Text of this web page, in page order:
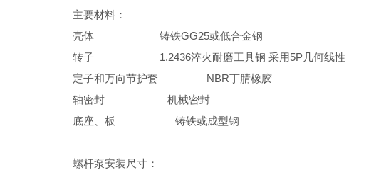
主要材料：
壳体
铸铁GG25或低合金钢
转子
1.2436淬火耐磨工具钢 采用5P几何线性
定子和万向节护套
NBR丁腈橡胶
轴密封
机械密封
底座、板
铸铁或成型钢
螺杆泵安装尺寸：